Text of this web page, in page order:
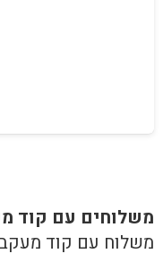
משלוחים עם קוד
משלוח​ עם קוד